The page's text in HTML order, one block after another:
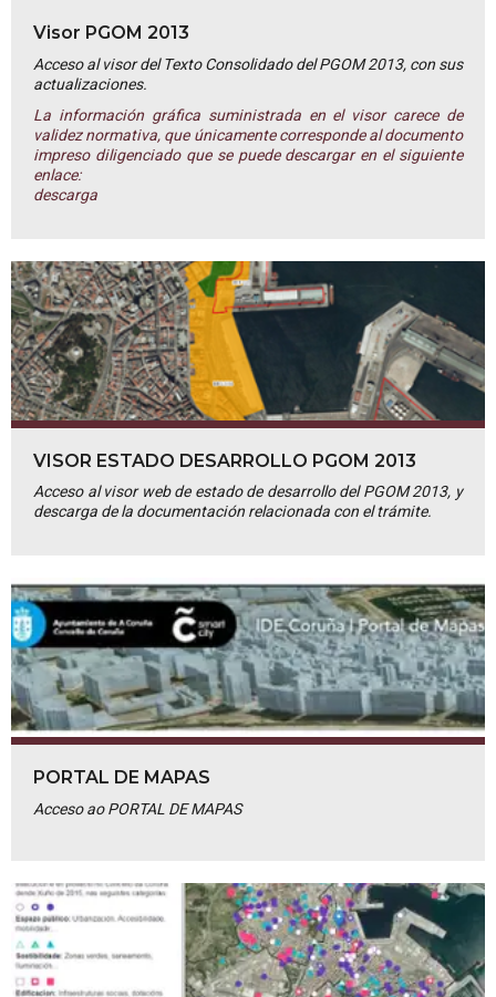
Visor PGOM 2013
Acceso al visor del Texto Consolidado del PGOM 2013, con sus
actualizaciones.
La información gráfica suministrada en el visor carece de
validez normativa, que únicamente corresponde al documento
impreso diligenciado que se puede descargar en el siguiente
enlace:
descarga
VISOR ESTADO DESARROLLO PGOM 2013
Acceso al visor web de estado de desarrollo del PGOM 2013, y
descarga de la documentación relacionada con el trámite.
PORTAL DE MAPAS
Acceso ao PORTAL DE MAPAS